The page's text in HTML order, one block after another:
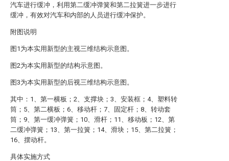
汽车进行缓冲，利用第二缓冲弹簧和第二拉簧进一步进行
缓冲，有效对汽车和内部的人员进行缓冲保护。
附图说明
图1为本实用新型的主视三维结构示意图。
图2为本实用新型的结构示意图。
图3为本实用新型的后视三维结构示意图。
其中：1、第一横板；2、支撑块；3、安装框；4、塑料转
筒；5、第二横板；6、移动杆；7、固定杆；8、转动套
筒；9、第一缓冲弹簧；10、滑杆；11、移动板；12、第
二缓冲弹簧；13、第一拉簧；14、滑块；15、第二拉簧；
16、摆动杆。
具体实施方式